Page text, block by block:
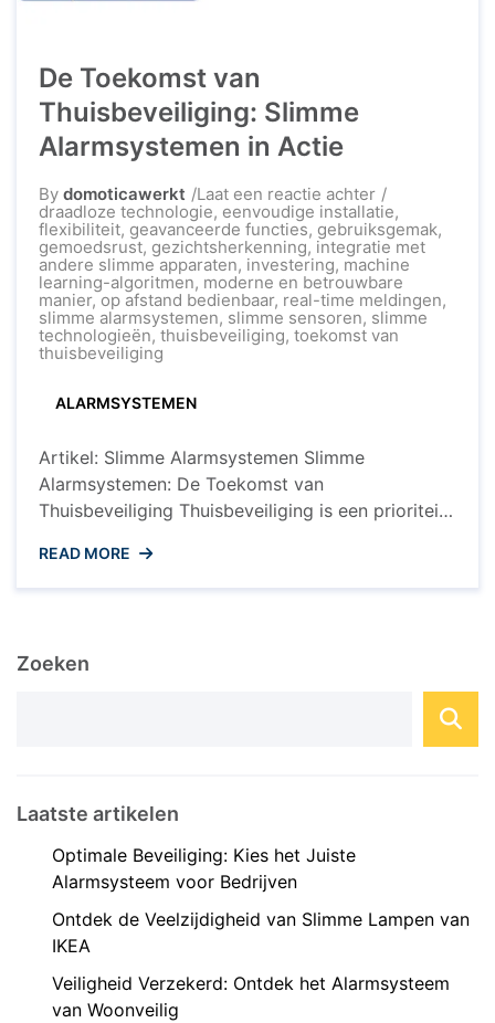
De Toekomst van
Thuisbeveiliging: Slimme
Alarmsystemen in Actie
By domoticawerkt Laat een reactie achterop
De
Toekomst
van
Slimme
Alarmsystemen
in
Actie
draadloze technologie, eenvoudige installatie,
flexibiliteit, geavanceerde functies, gebruiksgemak,
gemoedsrust, gezichtsherkenning, integratie met
andere slimme apparaten, investering, machine
learning-algoritmen, moderne en betrouwbare
manier, op afstand bedienbaar, real-time meldingen,
slimme alarmsystemen, slimme sensoren, slimme
technologieën, thuisbeveiliging, toekomst van
thuisbeveiliging
ALARMSYSTEMEN
Artikel: Slimme Alarmsystemen Slimme
Alarmsystemen: De Toekomst van
Thuisbeveiliging Thuisbeveiliging is een prioriteit
slimme technologieën is het beveiligen van uw
huis nog nooit zo geavanceerd en
benadering van thuisbeveiliging, waardoor u uw
eigendommen kunt beschermen en gemoedsrust
READ MORE
Zoeken
Laatste artikelen
Optimale Beveiliging: Kies het Juiste
Alarmsysteem voor Bedrijven
Ontdek de Veelzijdigheid van Slimme Lampen van
IKEA
Veiligheid Verzekerd: Ontdek het Alarmsysteem
van Woonveilig